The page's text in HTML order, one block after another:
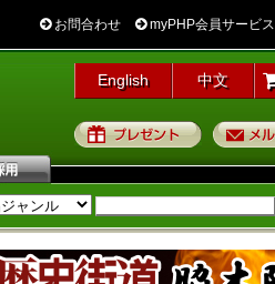
お問合わせ myPHP会員サービス
English 中文
プレゼント